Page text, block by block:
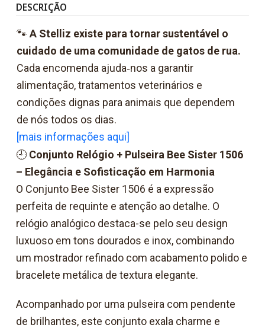
DESCRIÇÃO
🐾 A Stelliz existe para tornar sustentável o
cuidado de uma comunidade de gatos de rua.
Cada encomenda ajuda‑nos a garantir
alimentação, tratamentos veterinários e
condições dignas para animais que dependem
de nós todos os dias.
[mais informações aqui]
🕘Conjunto Relógio + Pulseira Bee Sister 1506
– Elegância e Sofisticação em Harmonia
O Conjunto Bee Sister 1506 é a expressão
perfeita de requinte e atenção ao detalhe. O
relógio analógico destaca-se pelo seu design
luxuoso em tons dourados e inox, combinando
um mostrador refinado com acabamento polido e
bracelete metálica de textura elegante.
Acompanhado por uma pulseira com pendente
de brilhantes, este conjunto exala charme e